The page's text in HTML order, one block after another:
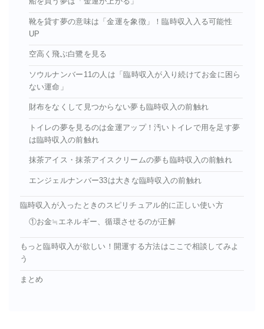
靴を貸す夢の意味は「金運を象徴」！臨時収入入る可能性
UP
空高く飛ぶ白鷺を見る
ソウルナンバー11の人は「臨時収入が入り続けてお金に困ら
ない運命」
財布をなくして見つからない夢も臨時収入の前触れ
トイレの夢を見るのは金運アップ！汚いトイレで用を足す夢
は臨時収入の前触れ
抹茶アイス・抹茶アイスクリームの夢も臨時収入の前触れ
エンジェルナンバー33は大きな臨時収入の前触れ
臨時収入が入ったときのスピリチュアル的に正しい使い方
①お金≒エネルギー、循環させるのが正解
もっと臨時収入が欲しい！開運する方法はここで相談してみよ
う
まとめ